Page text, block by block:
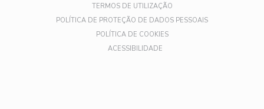
TERMOS DE UTILIZAÇÃO((ABRE NUMA NOVA
POLÍTICA DE PROTEÇÃO DE DADOS PESSOAIS((ABRE NUMA
POLÍTICA DE COOKIES((ABRE NUMA NOVA JANELA))
ACESSIBILIDADE((ABRE NUMA NOVA JANELA))